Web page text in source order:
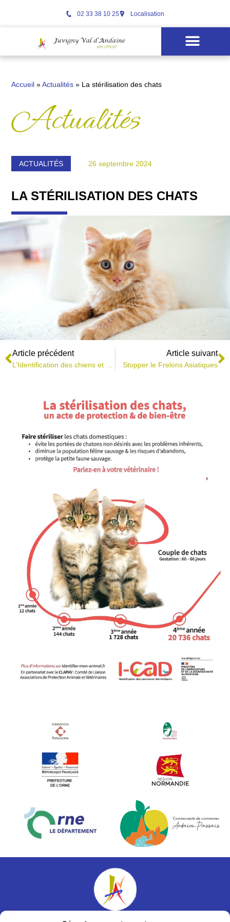
02 33 38 10 25 Localisation
Accueil »Actualités » La stérilisation des chats
Actualités
ACTUALITÉS 26 septembre 2024
LA STÉRILISATION DES CHATS
Article précédent
L’Identification des chiens et des chats
Article suivant
Stopper le Frelons Asiatiques